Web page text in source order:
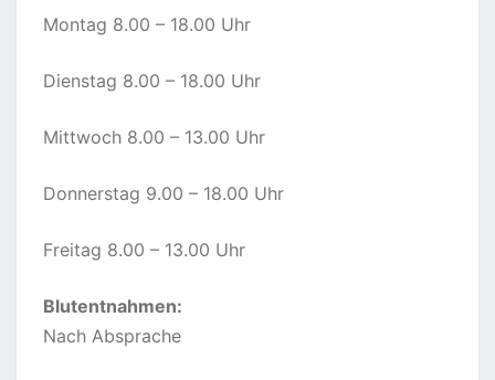
Montag 8.00 – 18.00 Uhr
Dienstag 8.00 – 18.00 Uhr
Mittwoch 8.00 – 13.00 Uhr
Donnerstag 9.00 – 18.00 Uhr
Freitag 8.00 – 13.00 Uhr
Blutentnahmen:
Nach Absprache